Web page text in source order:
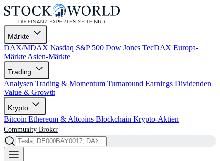
Märkte
DAX/MDAX Nasdaq S&P 500 Dow Jones TecDAX Europa-
Märkte Asien-Märkte
Trading
Analysen Trading & Momentum Turnaround Earnings Dividenden
Value & Growth
Krypto
Bitcoin Ethereum & Altcoins Blockchain Krypto-Aktien
Community Broker